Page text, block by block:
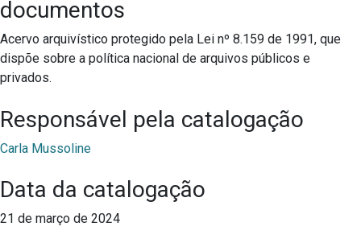
documentos
Acervo arquivístico protegido pela Lei nº 8.159 de 1991, que
dispõe sobre a política nacional de arquivos públicos e
privados.
Responsável pela catalogação
Carla Mussoline
Data da catalogação
21 de março de 2024